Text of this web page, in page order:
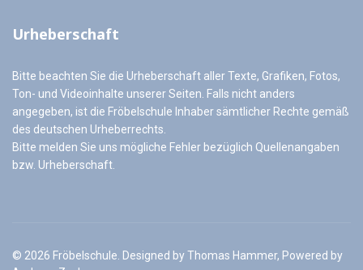
Urheberschaft
Bitte beachten Sie die Urheberschaft aller Texte, Grafiken, Fotos,
Ton- und Videoinhalte unserer Seiten. Falls nicht anders
angegeben, ist die Fröbelschule Inhaber sämtlicher Rechte gemäß
des deutschen Urheberrechts.
Bitte melden Sie uns mögliche Fehler bezüglich Quellenangaben
bzw. Urheberschaft.
© 2026 Fröbelschule. Designed by Thomas Hammer, Powered by